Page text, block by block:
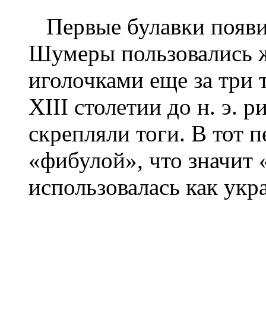
Первые булавки
Шумеры пользовались
иголочками еще за
XIII столетии до н. э.
скрепляли тоги. В тот
«фибулой», что значит
использовалась как